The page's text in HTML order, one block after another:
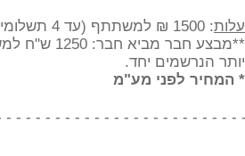
עלות: 1500 ₪ למשתתף (עד 4 תשלומים, בכרטיס אשראי).
**מבצע חבר
יותר הנרשמים יחד.
* המחיר לפני מע"מ
- - - - - - - - - - - - - - - - - - - - - - - -